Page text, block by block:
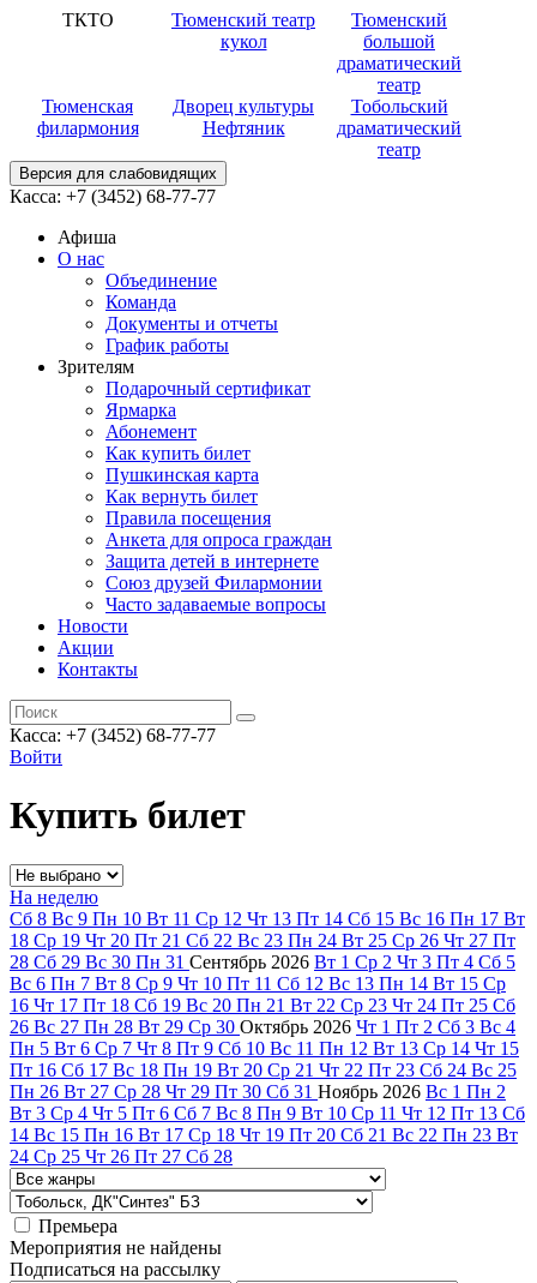
ТКТО
Тюменский театр
кукол
Тюменский
большой
драматический
театр
Тюменская
филармония
Дворец культуры
Нефтяник
Тобольский
драматический
театр
Версия для слабовидящих
Касса: +7 (3452) 68-77-77
Афиша
О нас
Объединение
Команда
Документы и отчеты
График работы
Зрителям
Подарочный сертификат
Ярмарка
Абонемент
Как купить билет
Пушкинская карта
Как вернуть билет
Правила посещения
Анкета для опроса граждан
Защита детей в интернете
Союз друзей Филармонии
Часто задаваемые вопросы
Новости
Акции
Контакты
Касса: +7 (3452) 68-77-77
Войти
Купить билет
На неделю
Сб 8 Вс 9 Пн 10 Вт 11 Ср 12 Чт 13 Пт 14 Сб 15 Вс 16 Пн 17 Вт
18 Ср 19 Чт 20 Пт 21 Сб 22 Вс 23 Пн 24 Вт 25 Ср 26 Чт 27 Пт
28 Сб 29 Вс 30 Пн 31 Сентябрь 2026 Вт 1 Ср 2 Чт 3 Пт 4 Сб 5
Вс 6 Пн 7 Вт 8 Ср 9 Чт 10 Пт 11 Сб 12 Вс 13 Пн 14 Вт 15 Ср
16 Чт 17 Пт 18 Сб 19 Вс 20 Пн 21 Вт 22 Ср 23 Чт 24 Пт 25 Сб
26 Вс 27 Пн 28 Вт 29 Ср 30 Октябрь 2026 Чт 1 Пт 2 Сб 3 Вс 4
Пн 5 Вт 6 Ср 7 Чт 8 Пт 9 Сб 10 Вс 11 Пн 12 Вт 13 Ср 14 Чт 15
Пт 16 Сб 17 Вс 18 Пн 19 Вт 20 Ср 21 Чт 22 Пт 23 Сб 24 Вс 25
Пн 26 Вт 27 Ср 28 Чт 29 Пт 30 Сб 31 Ноябрь 2026 Вс 1 Пн 2
Вт 3 Ср 4 Чт 5 Пт 6 Сб 7 Вс 8 Пн 9 Вт 10 Ср 11 Чт 12 Пт 13 Сб
14 Вс 15 Пн 16 Вт 17 Ср 18 Чт 19 Пт 20 Сб 21 Вс 22 Пн 23 Вт
24 Ср 25 Чт 26 Пт 27 Сб 28
Премьера
Мероприятия не найдены
Подписаться на рассылку